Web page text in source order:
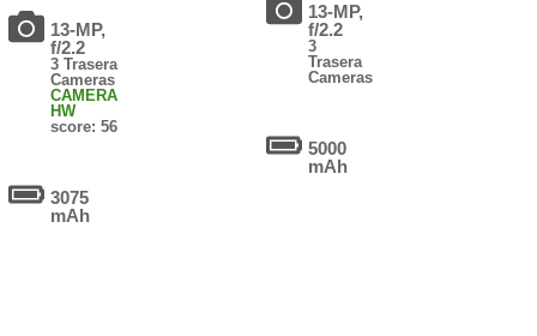
13-MP,
f/2.2
3 Trasera
Cameras
CAMERA
HW
score: 56
3075
mAh
13-MP,
f/2.2
3
Trasera
Cameras
5000
mAh